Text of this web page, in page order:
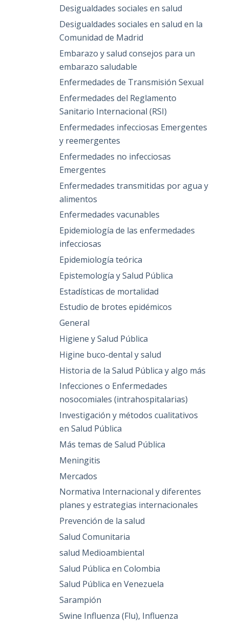
Desigualdades sociales en salud
Desigualdades sociales en salud en la
Comunidad de Madrid
Embarazo y salud consejos para un
embarazo saludable
Enfermedades de Transmisión Sexual
Enfermedades del Reglamento
Sanitario Internacional (RSI)
Enfermedades infecciosas Emergentes
y reemergentes
Enfermedades no infecciosas
Emergentes
Enfermedades transmitidas por agua y
alimentos
Enfermedades vacunables
Epidemiología de las enfermedades
infecciosas
Epidemiología teórica
Epistemología y Salud Pública
Estadísticas de mortalidad
Estudio de brotes epidémicos
General
Higiene y Salud Pública
Higine buco-dental y salud
Historia de la Salud Pública y algo más
Infecciones o Enfermedades
nosocomiales (intrahospitalarias)
Investigación y métodos cualitativos
en Salud Pública
Más temas de Salud Pública
Meningitis
Mercados
Normativa Internacional y diferentes
planes y estrategias internacionales
Prevención de la salud
Salud Comunitaria
salud Medioambiental
Salud Pública en Colombia
Salud Pública en Venezuela
Sarampión
Swine Influenza (Flu), Influenza